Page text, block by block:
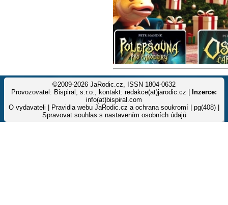
©2009-2026 JaRodic.cz, ISSN 1804-0632
Provozovatel: Bispiral, s.r.o., kontakt: redakce(at)jarodic.cz |
Inzerce:
info(at)bispiral.com
O vydavateli
Pravidla webu JaRodic.cz a ochrana soukromí | pg(408) |
Spravovat souhlas s nastavením osobních údajů